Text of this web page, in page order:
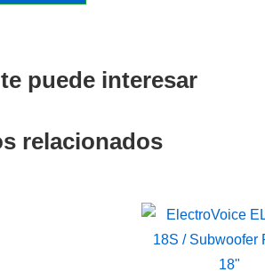
puede interesar
relacionados